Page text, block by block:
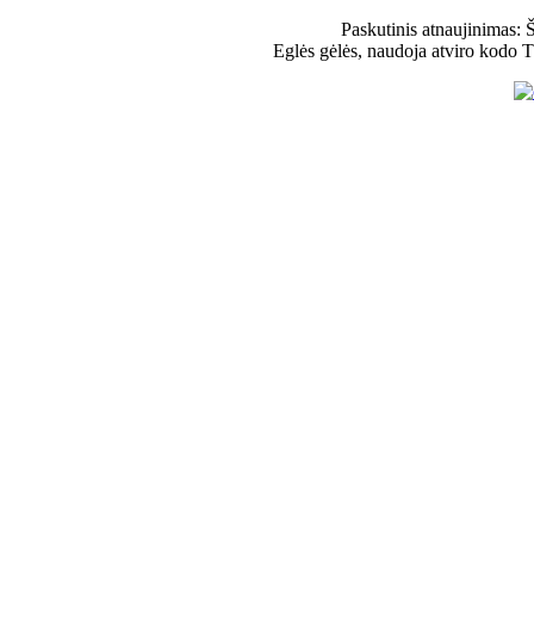
Paskutinis atnaujinimas:
Eglės gėlės, naudoja atviro kodo